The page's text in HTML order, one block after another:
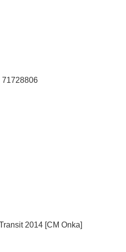
71728806
Transit 2014 [СМ Onka]